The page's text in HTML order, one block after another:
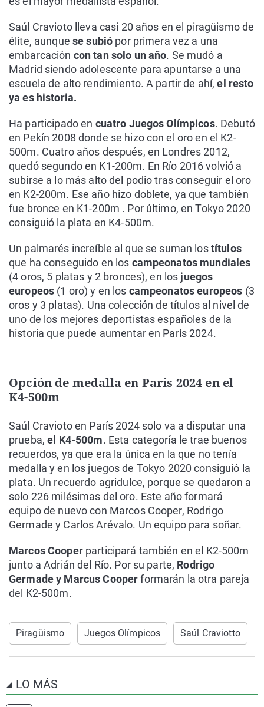
Saúl Cravioto lleva casi 20 años en el piragüismo de
élite, aunque se subió por primera vez a una
embarcación con tan solo un año. Se mudó a
Madrid siendo adolescente para apuntarse a una
escuela de alto rendimiento. A partir de ahí,el resto
ya es historia.
Ha participado en cuatro Juegos Olímpicos. Debutó
en Pekín 2008 donde se hizo con el oro en el K2-
500m. Cuatro años después, en Londres 2012,
quedó segundo en K1-200m. En Río 2016 volvió a
subirse a lo más alto del podio tras conseguir el oro
en K2-200m. Ese año hizo doblete, ya que también
fue bronce en K1-200m . Por último, en Tokyo 2020
consiguió la plata en K4-500m.
Un palmarés increíble al que se suman lostítulos
que ha conseguido en los campeonatos mundiales
(4 oros, 5 platas y 2 bronces), en los juegos
europeos (1 oro) y en los campeonatos europeos (3
oros y 3 platas). Una colección de títulos al nivel de
uno de los mejores deportistas españoles de la
historia que puede aumentar en París 2024.
Opción de medalla en París 2024 en el
K4-500m
Saúl Cravioto en París 2024 solo va a disputar una
prueba, el K4-500m. Esta categoría le trae buenos
recuerdos, ya que era la única en la que no tenía
medalla y en los juegos de Tokyo 2020 consiguió la
plata. Un recuerdo agridulce, porque se quedaron a
solo 226 milésimas del oro. Este año formará
equipo de nuevo con Marcos Cooper, Rodrigo
Germade y Carlos Arévalo. Un equipo para soñar.
Marcos Cooperparticipará también en el K2-500m
junto a Adrián del Río. Por su parte, Rodrigo
Germade y Marcus Cooperformarán la otra pareja
del K2-500m.
Piragüismo Juegos Olímpicos Saúl Craviotto
LO MÁS